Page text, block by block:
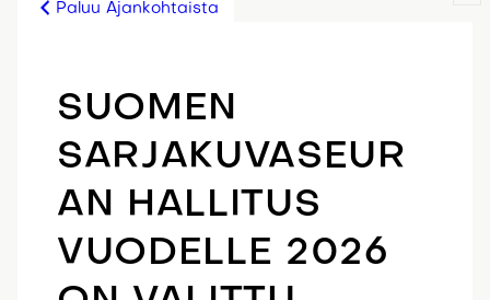
Paluu Ajankohtaista
SUOMEN
SARJAKUVASEUR
AN HALLITUS
VUODELLE 2026